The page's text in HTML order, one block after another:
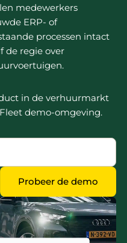
medewerkers
ERP- of
processen intact
de regie over
in de verhuurmarkt
demo-omgeving.
Probeer de demo